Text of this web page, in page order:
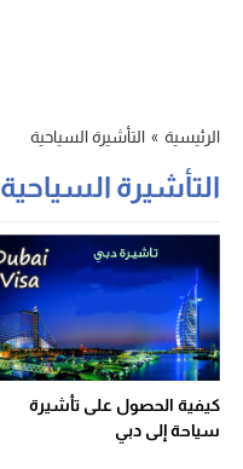
الرئيسية » التأشيرة السياحية
التأشيرة السياحية
كيفية الحصول على تأشيرة
سياحة إلى دبي